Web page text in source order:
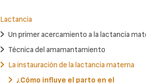
Lactancia
Un primer acercamiento a la lactancia
Técnica del amamantamiento
La instauración de la lactancia materna
¿Cómo influye el parto en el